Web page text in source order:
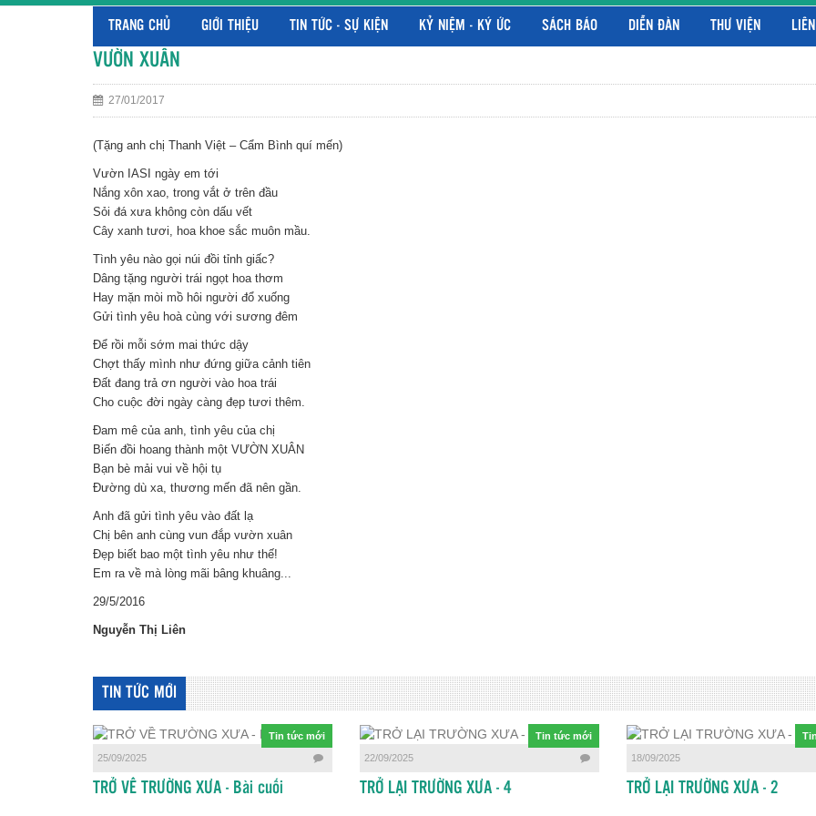
TRANG CHỦ GIỚI THIỆU TIN TỨC - SỰ KIỆN KỶ NIỆM - KÝ ỨC SÁCH BÁO DIỄN ĐÀN THƯ VIỆN
VƯỜN XUÂN
27/01/2017
(Tặng anh chị Thanh Việt – Cẩm Bình quí mến)
Vườn IASI ngày em tới
Nắng xôn xao, trong vắt ở trên đầu
Sỏi đá xưa không còn dấu vết
Cây xanh tươi, hoa khoe sắc muôn mầu.
Tình yêu nào gọi núi đồi tỉnh giấc?
Dâng tặng người trái ngọt hoa thơm
Hay mặn mòi mồ hôi người đổ xuống
Gửi tình yêu hoà cùng với sương đêm
Để rồi mỗi sớm mai thức dậy
Chợt thấy mình như đứng giữa cảnh tiên
Đất đang trả ơn người vào hoa trái
Cho cuộc đời ngày càng đẹp tươi thêm.
Đam mê của anh, tình yêu của chị
Biến đồi hoang thành một VƯỜN XUÂN
Bạn bè mải vui về hội tụ
Đường dù xa, thương mến đã nên gần.
Anh đã gửi tình yêu vào đất lạ
Chị bên anh cùng vun đắp vườn xuân
Đẹp biết bao một tình yêu như thế!
Em ra về mà lòng mãi bâng khuâng...
29/5/2016
Nguyễn Thị Liên
TIN TỨC MỚI
Tin tức mới
25/09/2025
TRỞ VỀ TRƯỜNG XƯA - Bài cuối
Tin tức mới
22/09/2025
TRỞ LẠI TRƯỜNG XƯA - 4
18/09/2025
TRỞ LẠI TRƯỜNG XƯA - 2